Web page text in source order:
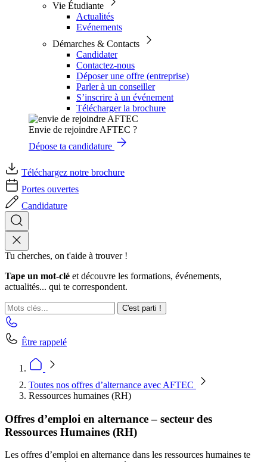
Vie Étudiante
Actualités
Evénements
Démarches & Contacts
Candidater
Contactez-nous
Déposer une offre (entreprise)
Parler à un conseiller
S’inscrire à un événement
Télécharger la brochure
Envie de rejoindre AFTEC ?
Dépose ta candidature
Téléchargez notre brochure
Portes ouvertes
Candidature
Tu cherches, on t'aide à trouver !
Tape un mot-clé et découvre les formations, événements,
actualités... qui te correspondent.
C'est parti !
Être rappelé
Toutes nos offres d’alternance avec AFTEC
Ressources humaines (RH)
Offres d’emploi en alternance – secteur des
Ressources Humaines (RH)
Les offres d’emploi en alternance dans les ressources humaines te